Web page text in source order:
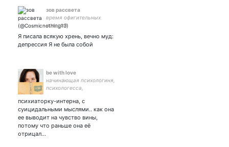
зов рассвета
время офигительных
историй
Я писала всякую хрень, вечно муд:
депрессия Я не была собой
bе with love
начинающая психологиня,
психологесса,
психиаторку-интерна, с
суицидальными мыслями.. как она
ее выводит на чувство вины,
потому что раньше она её
отрицал…